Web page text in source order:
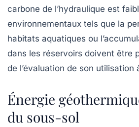
carbone de l’hydraulique est
environnementaux tels que la
habitats aquatiques ou
dans les réservoirs doivent être
de l’évaluation de son utilisation
Énergie
du sous-sol